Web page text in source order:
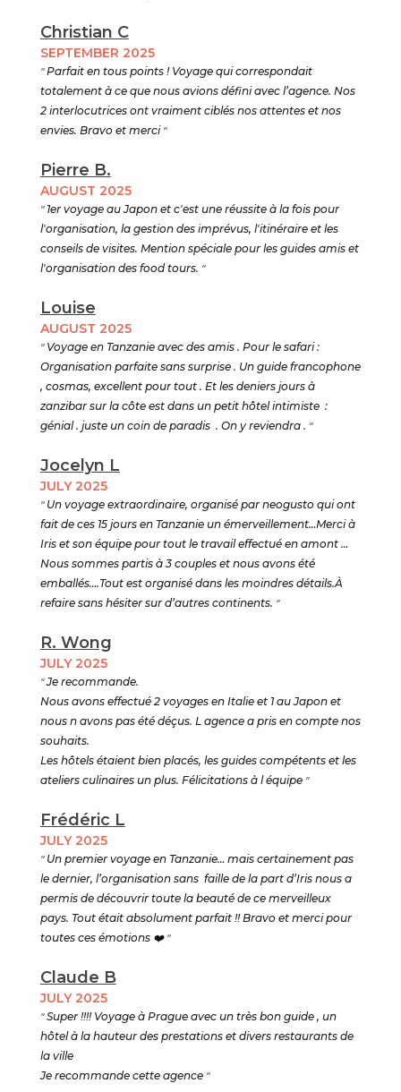
Christian C
SEPTEMBER 2025
"Parfait en tous points ! Voyage qui correspondait
totalement à ce que nous avions défini avec l’agence. Nos
2 interlocutrices ont vraiment ciblés nos attentes et nos
envies. Bravo et merci "
Pierre B.
AUGUST 2025
" 1er voyage au Japon et c'est une réussite à la fois pour
l'organisation, la gestion des imprévus, l'itinéraire et les
conseils de visites. Mention spéciale pour les guides amis et
l'organisation des food tours. "
Louise
AUGUST 2025
" Voyage en Tanzanie avec des amis . Pour le safari :
Organisation parfaite sans surprise . Un guide francophone
, cosmas, excellent pour tout . Et les deniers jours à
zanzibar sur la côte est dans un petit hôtel intimiste :
génial . juste un coin de paradis . On y reviendra . "
Jocelyn L
JULY 2025
" Un voyage extraordinaire, organisé par neogusto qui ont
fait de ces 15 jours en Tanzanie un émerveillement…Merci à
Iris et son équipe pour tout le travail effectué en amont …
Nous sommes partis à 3 couples et nous avons été
emballés….Tout est organisé dans les moindres détails.À
refaire sans hésiter sur d’autres continents. "
R. Wong
JULY 2025
"Je recommande.
Nous avons effectué 2 voyages en Italie et 1 au Japon et
nous n avons pas été déçus. L agence a pris en compte nos
souhaits.
Les hôtels étaient bien placés, les guides compétents et les
ateliers culinaires un plus. Félicitations à l équipe "
Frédéric L
JULY 2025
" Un premier voyage en Tanzanie… mais certainement pas
le dernier, l’organisation sans faille de la part d’Iris nous a
permis de découvrir toute la beauté de ce merveilleux
pays. Tout était absolument parfait !! Bravo et merci pour
toutes ces émotions❤️ "
Claude B
JULY 2025
"Super !!!! Voyage à Prague avec un très bon guide , un
hôtel à la hauteur des prestations et divers restaurants de
la ville
Je recommande cette agence"